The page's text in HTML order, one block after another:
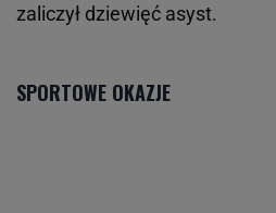
zaliczył dziewięć asyst.